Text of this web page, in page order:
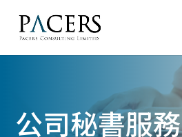
公司秘書服務